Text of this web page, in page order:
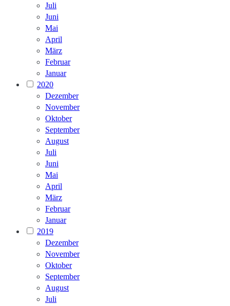
Juli
Juni
Mai
April
März
Februar
Januar
2020
Dezember
November
Oktober
September
August
Juli
Juni
Mai
April
März
Februar
Januar
2019
Dezember
November
Oktober
September
August
Juli